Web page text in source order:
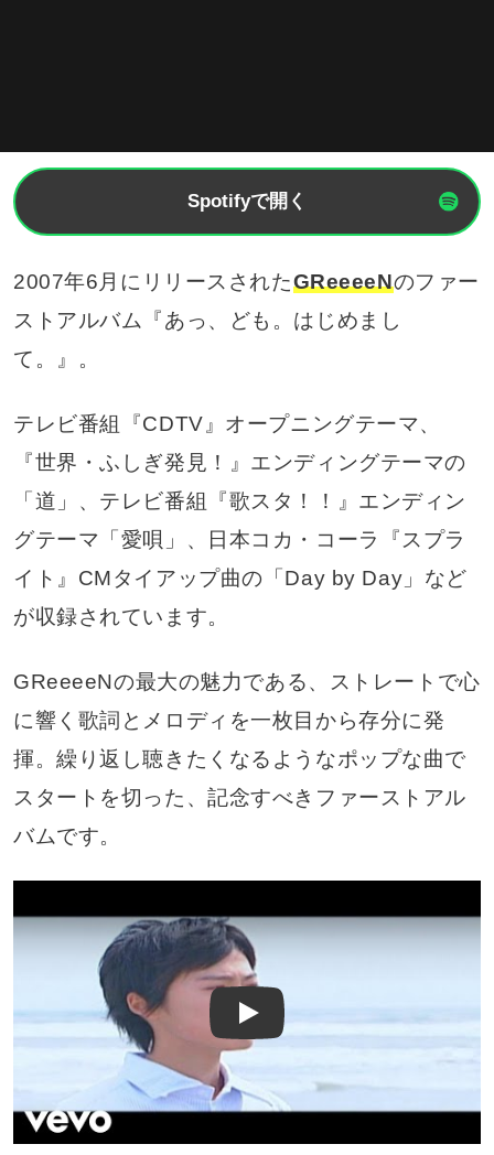
Spotifyで開く
2007年6月にリリースされたGReeeeNのファー
ストアルバム『あっ、ども。はじめまし
て。』。
テレビ番組『CDTV』オープニングテーマ、
『世界・ふしぎ発見！』エンディングテーマの
「道」、テレビ番組『歌スタ！！』エンディン
グテーマ「愛唄」、日本コカ・コーラ『スプラ
イト』CMタイアップ曲の「Day by Day」など
が収録されています。
GReeeeNの最大の魅力である、ストレートで心
に響く歌詞とメロディを一枚目から存分に発
揮。繰り返し聴きたくなるようなポップな曲で
スタートを切った、記念すべきファーストアル
バムです。